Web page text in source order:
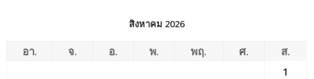
สิงหาคม 2026
อา. จ. อ. พ. พฤ. ศ.
ส.
1